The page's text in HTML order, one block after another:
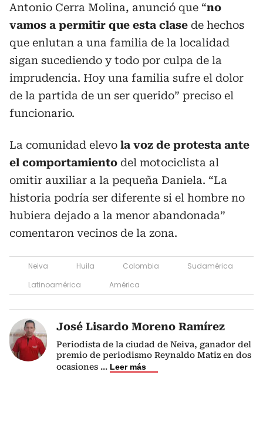
Antonio Cerra Molina, anunció que “no
vamos a permitir que esta clase de hechos
que enlutan a una familia de la localidad
sigan sucediendo y todo por culpa de la
imprudencia. Hoy una familia sufre el dolor
de la partida de un ser querido” preciso el
funcionario.
La comunidad elevo la voz de protesta ante
el comportamiento del motociclista al
omitir auxiliar a la pequeña Daniela. “La
historia podría ser diferente si el hombre no
hubiera dejado a la menor abandonada”
comentaron vecinos de la zona.
Neiva Huila Colombia
Sudamérica
Latinoamérica
América
José Lisardo Moreno Ramírez
Periodista de la ciudad de Neiva, ganador del
premio de periodismo Reynaldo Matiz en dos
ocasiones ... Leer más